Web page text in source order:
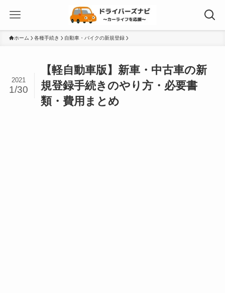
ホーム 各種手続き 自動車・バイクの新規登録
【軽自動車版】新車・中古車の新
規登録手続きのやり方・必要書
類・費用まとめ
2021
1/30